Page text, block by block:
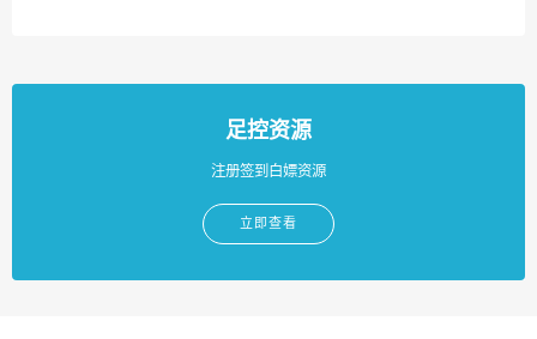
足控资源
注册签到白嫖资源
立即查看